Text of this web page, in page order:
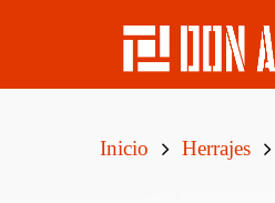
Inicio Herrajes